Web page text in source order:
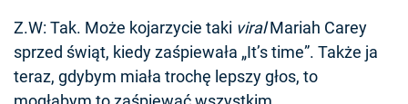
Z.W: Tak. Może kojarzycie taki viralMariah Carey
sprzed świąt, kiedy zaśpiewała „It’s time”. Także ja
teraz, gdybym miała trochę lepszy głos, to